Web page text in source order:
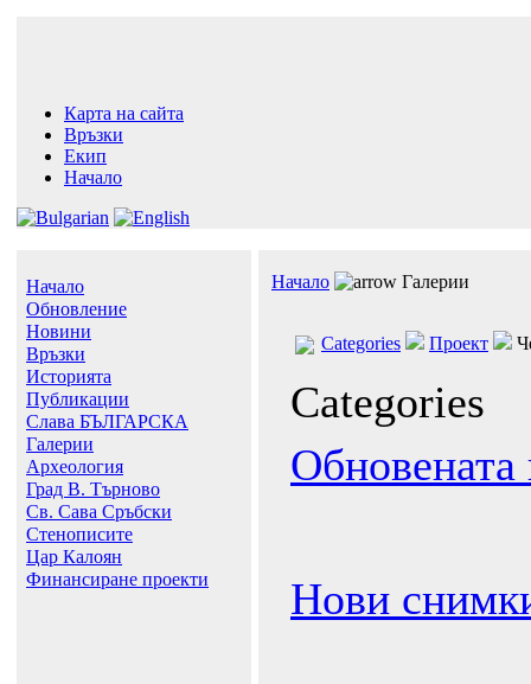
Карта на сайта
Връзки
Екип
Начало
Начало
Обновление
Новини
Връзки
Историята
Публикации
Слава БЪЛГАРСКА
Галерии
Археология
Град В. Търново
Св. Сава Сръбски
Стенописите
Цар Калоян
Финансиране проекти
Начало Галерии
Categories Проект
Categories
Обновената
Нови